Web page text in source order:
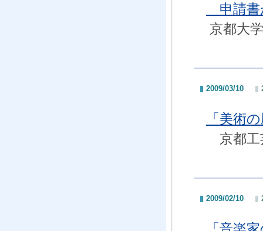
申請書
京都大
2009/03/10
「美術
京都工
2009/02/10